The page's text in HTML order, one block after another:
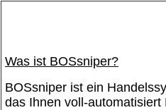
Was ist BOSsniper?
BOSsniper ist ein
das Ihnen voll-